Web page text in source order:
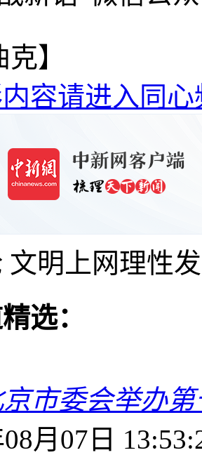
】
容请进入同心
文明上网理性
选：
京市委会举办
月07日